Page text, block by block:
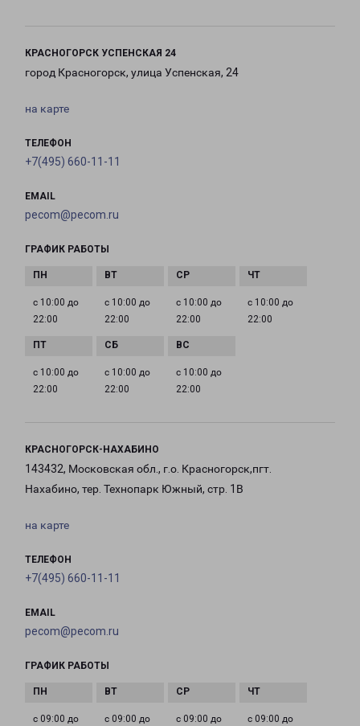
КРАСНОГОРСК УСПЕНСКАЯ 24
город Красногорск, улица Успенская, 24
на карте
ТЕЛЕФОН
+7(495) 660-11-11
EMAIL
pecom@pecom.ru
ГРАФИК РАБОТЫ
с 10:00 до
22:00
с 10:00 до
22:00
с 10:00 до
22:00
с 10:00 до
22:00
с 10:00 до
22:00
с 10:00 до
22:00
с 10:00 до
22:00
КРАСНОГОРСК-НАХАБИНО
143432, Московская обл., г.о. Красногорск,пгт.
Нахабино, тер. Технопарк Южный, стр. 1В
на карте
ТЕЛЕФОН
+7(495) 660-11-11
EMAIL
pecom@pecom.ru
ГРАФИК РАБОТЫ
с 09:00 до
с 09:00 до
с 09:00 до
с 09:00 до